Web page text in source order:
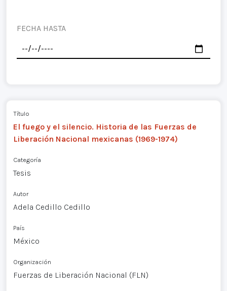
FECHA HASTA
Título
El fuego y el silencio. Historia de las Fuerzas de
Liberación Nacional mexicanas (1969-1974)
Categoría
Tesis
Autor
Adela Cedillo Cedillo
País
México
Organización
Fuerzas de Liberación Nacional (FLN)